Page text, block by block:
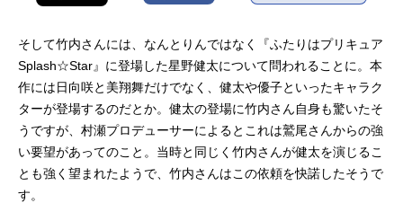
そして竹内さんには、なんとりんではなく『ふたりはプリキュア
Splash☆Star』に登場した星野健太について問われることに。本
作には日向咲と美翔舞だけでなく、健太や優子といったキャラク
ターが登場するのだとか。健太の登場に竹内さん自身も驚いたそ
うですが、村瀬プロデューサーによるとこれは鷲尾さんからの強
い要望があってのこと。当時と同じく竹内さんが健太を演じるこ
とも強く望まれたようで、竹内さんはこの依頼を快諾したそうで
す。